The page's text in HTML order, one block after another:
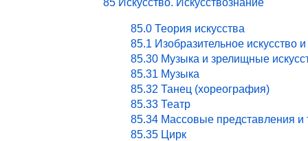
85 Искусство. Искусствознание
85.0 Теория искусства
85.1 Изобразительное искусство и
85.30 Музыка и зрелищные
85.31 Музыка
85.32 Танец (хореография)
85.33 Театр
85.34 Массовые представления и
85.35 Цирк